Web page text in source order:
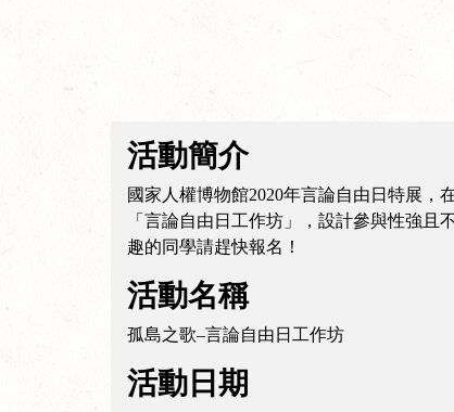
活動簡介
國家人權博物館2020年言論自由日特展，
「言論自由日工作坊」，設計參與性強
趣的同學請趕快報名！
活動名稱
孤島之歌–言論自由日工作坊
活動日期